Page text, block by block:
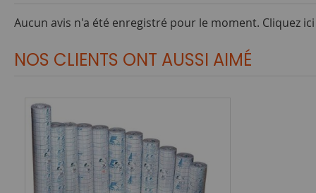
Aucun avis n'a été enregistré pour le moment. Cliquez
NOS CLIENTS ONT AUSSI AIMÉ